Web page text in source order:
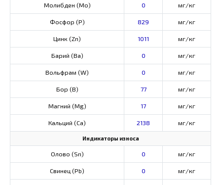
Молибден (Мо) 0 мг/кг
Фосфор (Р) 829 мг/кг
Цинк (Zn) 1011 мг/кг
Барий (Ва) 0 мг/кг
Вольфрам (W) 0 мг/кг
Бор (В) 77 мг/кг
Магний (Mg) 17 мг/кг
Кальций (Са) 2138 мг/кг
Индикаторы износа
Олово (Sn) 0 мг/кг
Свинец (Pb) 0 мг/кг